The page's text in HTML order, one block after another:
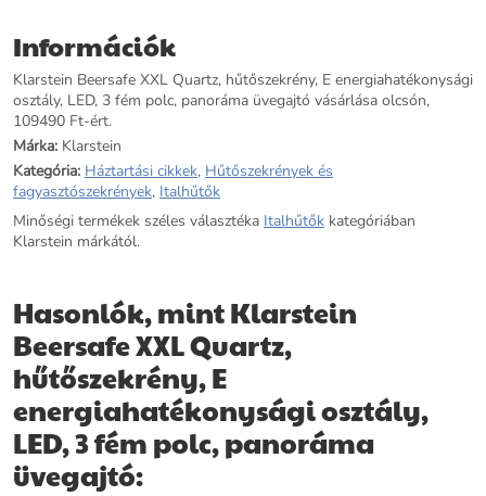
beállítható az 5-fokozatos elforgatható vezérlő gombbal. A
Beersafe XXL Quartz italhűtő a Klarstein-től minden italt a
megfelelő hőmérsékletre hűt.
További információk>>
Információk
Klarstein Beersafe XXL Quartz, hűtőszekrény, E energiahatékonysági
osztály, LED, 3 fém polc, panoráma üvegajtó vásárlása olcsón,
109490 Ft-ért.
Márka: Klarstein
Kategória: Háztartási cikkek, Hűtőszekrények és
fagyasztószekrények, Italhűtők
Minőségi termékek széles választéka Italhűtők kategóriában
Klarstein márkától.
Hasonlók, mint Klarstein
Beersafe XXL Quartz,
hűtőszekrény, E
energiahatékonysági osztály,
LED, 3 fém polc, panoráma
üvegajtó: